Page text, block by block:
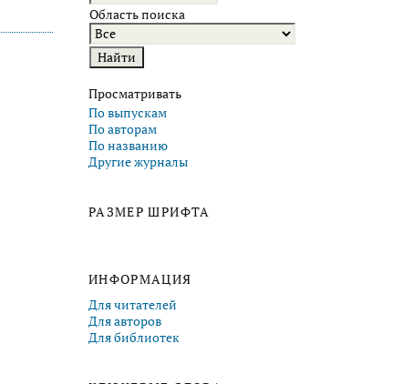
Область поиска
Просматривать
По выпускам
По авторам
По названию
Другие журналы
РАЗМЕР ШРИФТА
ИНФОРМАЦИЯ
Для читателей
Для авторов
Для библиотек